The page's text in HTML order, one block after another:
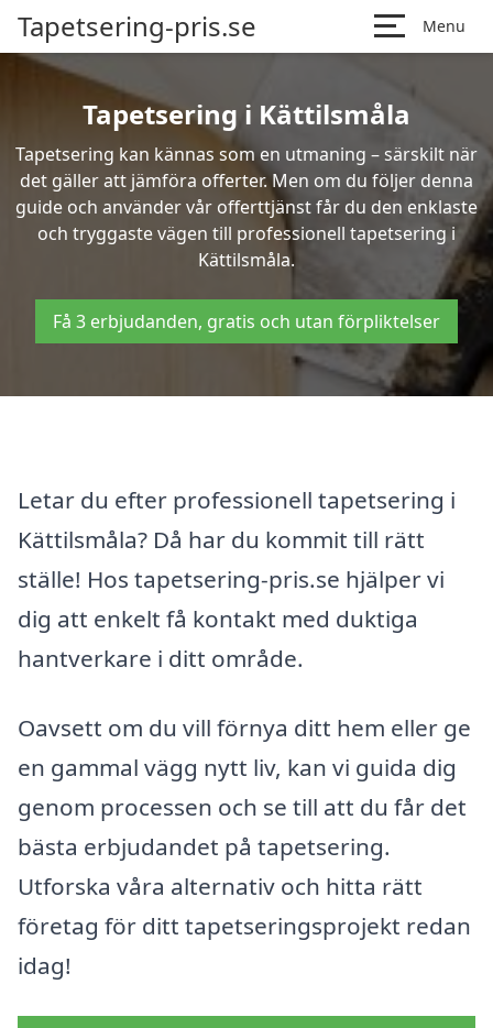
Tapetsering-pris.se Menu
Tapetsering i Kättilsmåla
Tapetsering kan kännas som en utmaning – särskilt när
det gäller att jämföra offerter. Men om du följer denna
guide och använder vår offerttjänst får du den enklaste
och tryggaste vägen till professionell tapetsering i
Kättilsmåla.
Få 3 erbjudanden, gratis och utan förpliktelser
Letar du efter professionell tapetsering i
Kättilsmåla? Då har du kommit till rätt
ställe! Hos tapetsering-pris.se hjälper vi
dig att enkelt få kontakt med duktiga
hantverkare i ditt område.
Oavsett om du vill förnya ditt hem eller ge
en gammal vägg nytt liv, kan vi guida dig
genom processen och se till att du får det
bästa erbjudandet på tapetsering.
Utforska våra alternativ och hitta rätt
företag för ditt tapetseringsprojekt redan
idag!